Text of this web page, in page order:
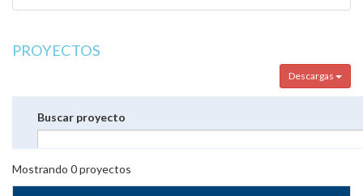
PROYECTOS
Descargas
Buscar proyecto
Mostrando 0proyectos